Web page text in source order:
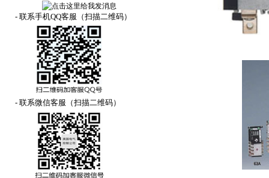
- 联系手机QQ客服（扫描二维码）
- 联系微信客服（扫描二维码）